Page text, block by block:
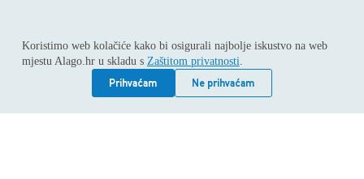
Koristimo web kolačiće kako bi osigurali najbolje iskustvo na web
mjestu Alago.hr u skladu s Zaštitom privatnosti.
Prihvaćam
Ne prihvaćam
Sva prava pridržana © 2026
Alago
ALAGO d.o.o. trgovina, usluge i zastupanje stranih tvrtki /
Adresa: Horvati 112, 10436 Rakov potok / Telefon: +385 1
6539 392 / E-mail: kontakt@alago.hr / Podaci o subjektu:
Subjekt je upisan kod Trgovačkog suda u Zagrebu pod
reg.uloškom broj 1-53420. / MBS: 080046630 / OIB: